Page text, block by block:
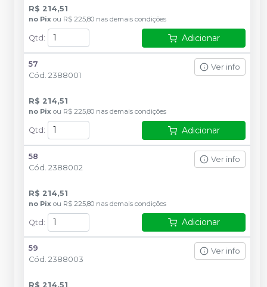
R$ 214,51
no Pix ou R$ 225,80 nas demais condições
Qtd : Adicionar
57
Cód. 2388001
Ver info
R$ 214,51
no Pix ou R$ 225,80 nas demais condições
Qtd : Adicionar
58
Cód. 2388002
Ver info
R$ 214,51
no Pix ou R$ 225,80 nas demais condições
Qtd: Adicionar
59
Cód. 2388003
Ver info
R$ 214,51